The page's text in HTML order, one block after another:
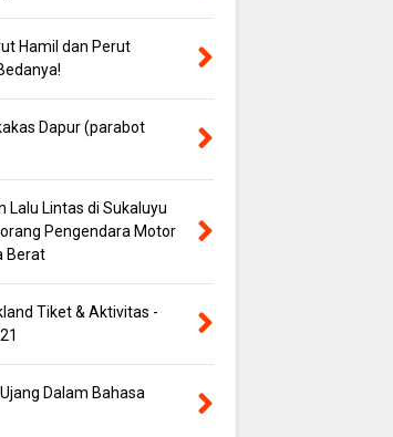
Hamil dan Perut
Dapur (parabot
Lalu Lintas di Sukaluyu
Pengendara Motor
Berat
Tiket & Aktivitas -
Dalam Bahasa